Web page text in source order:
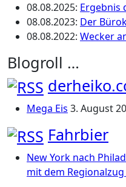
08.08.2025: Ergebnis
08.08.2023: Der
08.08.2022: Wecker
Blogroll …
Mega Eis 3. August
Fahrbier
New York nach
mit dem